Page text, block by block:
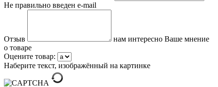
Не правильно введен e-mail
Отзыв
нам интересно Ваше мнение
о товаре
Оцените товар:
Наберите текст, изображённый на картинке